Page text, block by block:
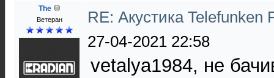
The
Ветеран
RE: Акустика
27-04-2021 22:58
vetalya1984, не